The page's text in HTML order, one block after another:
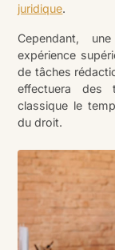
juridique.
Cependant,
expérience
de tâches
effectuera des
classique le
du droit.